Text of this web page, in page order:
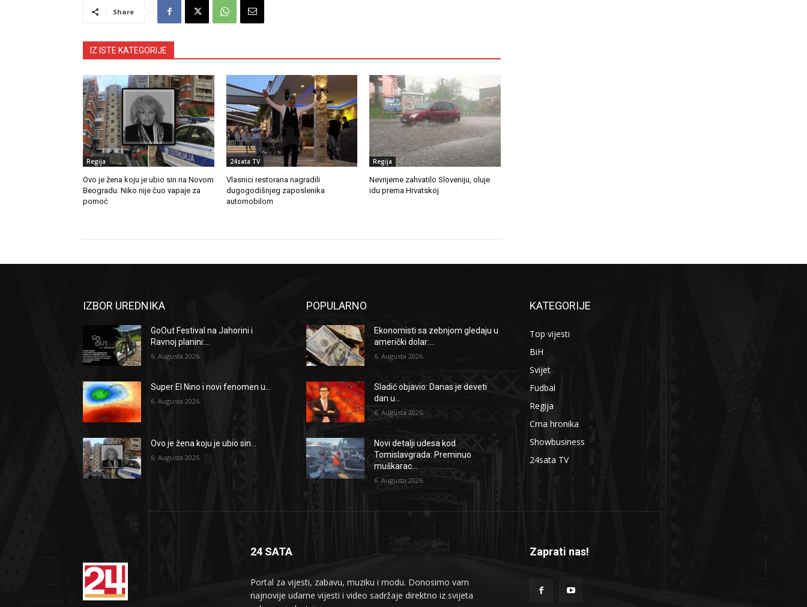
Share
IZ ISTE KATEGORIJE
Regija
Ovo je žena koju je ubio sin na Novom
Beogradu: Niko nije čuo vapaje za
pomoć
24sata TV
Vlasnici restorana nagradili
dugogodišnjeg zaposlenika
automobilom
Regija
Nevrijeme zahvatilo Sloveniju, oluje
idu prema Hrvatskoj
IZBOR UREDNIKA
GoOut Festival na Jahorini i
Ravnoj planini:...
6. Augusta 2026.
Super El Nino i novi fenomen u...
6. Augusta 2026.
Ovo je žena koju je ubio sin...
6. Augusta 2026.
POPULARNO
Ekonomisti sa zebnjom gledaju u
američki dolar:...
6. Augusta 2026.
Sladić objavio: Danas je deveti
dan u...
6. Augusta 2026.
Novi detalji udesa kod
Tomislavgrada: Preminuo
muškarac...
6. Augusta 2026.
KATEGORIJE
Top vijesti
BiH
Svijet
Fudbal
Regija
Crna hronika
Showbusiness
24sata TV
24 SATA
Portal za vijesti, zabavu, muziku i modu. Donosimo vam
najnovije udarne vijesti i video sadržaje direktno iz svijeta
Zaprati nas!